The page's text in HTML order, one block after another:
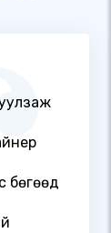
уулзаж
бөгөөд